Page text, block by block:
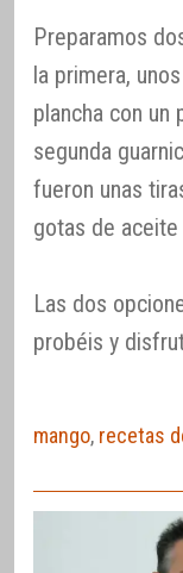
Preparamos
la primera,
plancha con un
segunda
fueron unas
gotas de
Las dos
probéis y
mango, recetas